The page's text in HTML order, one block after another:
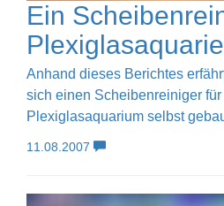
Ein
Anhand dieses Berichtes
sich einen Scheibenreiniger für
Plexiglasaquarium selbst
11.08.2007